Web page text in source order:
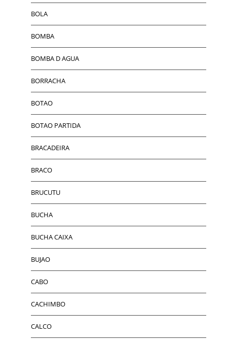
BOLA
BOMBA
BOMBA D AGUA
BORRACHA
BOTAO
BOTAO PARTIDA
BRACADEIRA
BRACO
BRUCUTU
BUCHA
BUCHA CAIXA
BUJAO
CABO
CACHIMBO
CALCO